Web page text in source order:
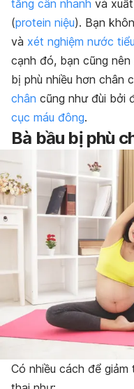
tăng cân nhanh và
(protein niệu). Bạn
và xét nghiệm nước tiểu
cạnh đó, bạn cũng
bị phù nhiều hơn chân
chân cũng như đùi bởi
cục máu đông.
Bà bầu bị phù
Có nhiều cách để giảm